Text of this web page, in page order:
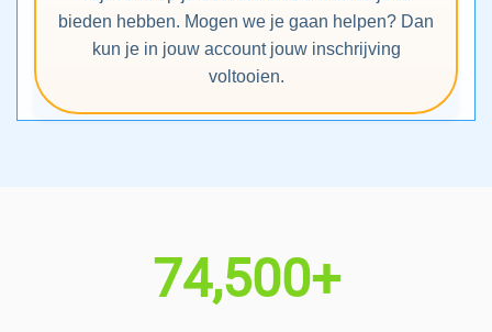
bieden hebben. Mogen we je gaan helpen? Dan
kun je in jouw account jouw inschrijving
voltooien.
74,500+